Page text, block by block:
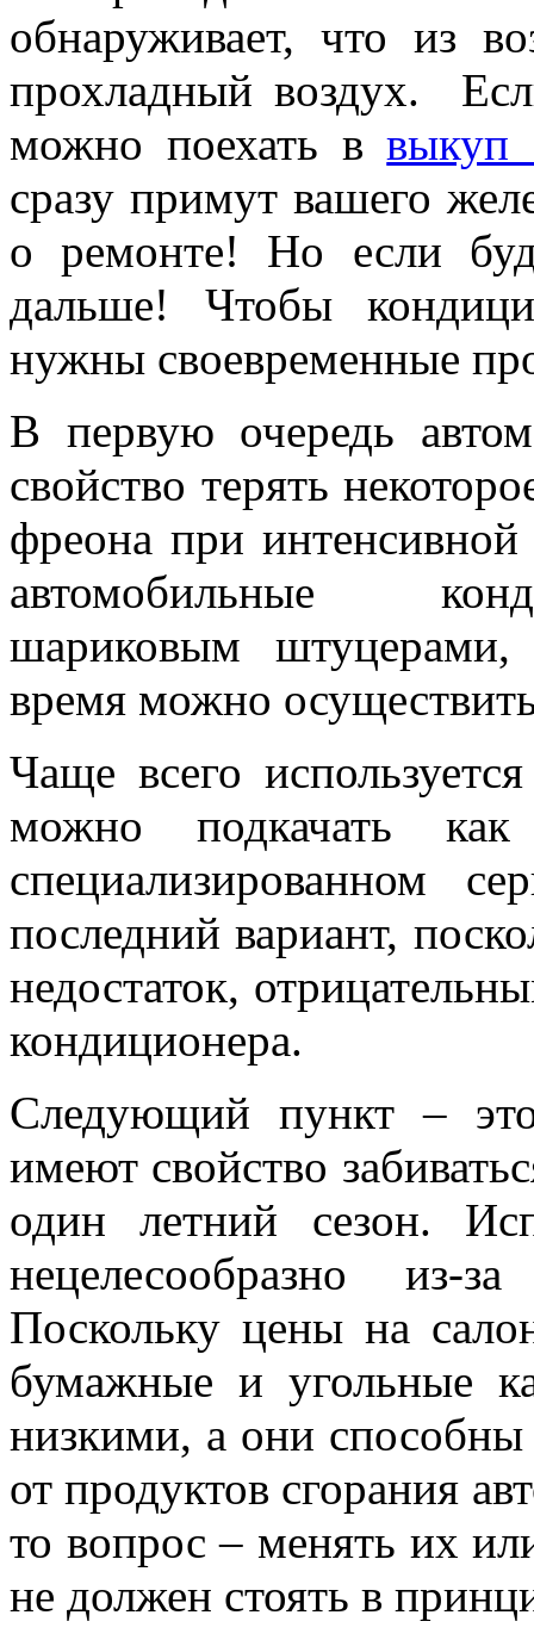
обнаруживает, что из
прохладный воздух.
можно поехать ввыкуп
сразу примут вашего
о ремонте! Но если
дальше! Чтобы
нужны своевременные
В первую очередь
свойство терять
фреона при
автомобильные
шариковым
время можно
Чаще всего
можно подкачать
специализированном
последний вариант,
недостаток,
кондиционера.
Следующий пункт –
имеют свойство
один летний сезон.
нецелесообразно из-
Поскольку цены на
бумажные и угольные
низкими, а они способны
от продуктов сгорания
то вопрос – менять их
не должен стоять в